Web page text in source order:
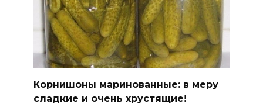
Корнишоны маринованные: в меру
сладкие и очень хрустящие!